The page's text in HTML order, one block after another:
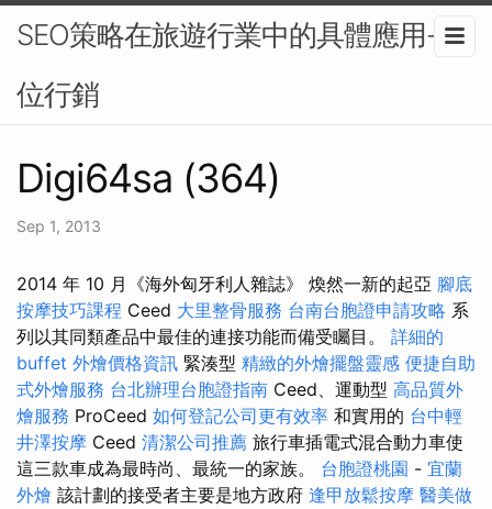
SEO策略在旅遊行業中的具體應用-數
位行銷
Digi64sa (364)
Sep 1, 2013
2014 年 10 月《海外匈牙利人雜誌》 煥然一新的起亞 腳底
按摩技巧課程 Ceed 大里整骨服務 台南台胞證申請攻略 系
列以其同類產品中最佳的連接功能而備受矚目。 詳細的
buffet 外燴價格資訊 緊湊型 精緻的外燴擺盤靈感 便捷自助
式外燴服務 台北辦理台胞證指南 Ceed、運動型 高品質外
燴服務 ProCeed 如何登記公司更有效率 和實用的 台中輕
井澤按摩 Ceed 清潔公司推薦 旅行車插電式混合動力車使
這三款車成為最時尚、最統一的家族。 台胞證桃園 - 宜蘭
外燴 該計劃的接受者主要是地方政府 逢甲放鬆按摩 醫美做